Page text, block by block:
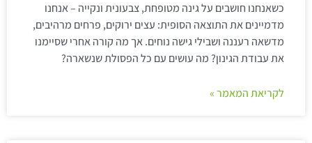
כשאנחנו חושבים על גינה מטופחת, צבעונית ונקייה – אנחנו
מדמיינים את התוצאה הסופית: עצים ירוקים, פרחים מרהיבים,
מדשאה רעננה ושבילי גישה נוחים. אך מה קורה אחרי שסיימנו
את עבודת הגינון? מה עושים עם כל הפסולת שנשארה?
לקריאת המאמר »